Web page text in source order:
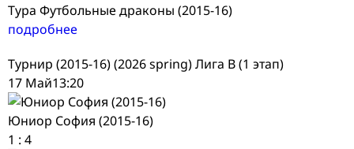
Тура Футбольные драконы (2015-16)
подробнее
Турнир (2015-16) (2026 spring) Лига В (1 этап)
17 Май13:20
Юниор София (2015-16)
1 : 4